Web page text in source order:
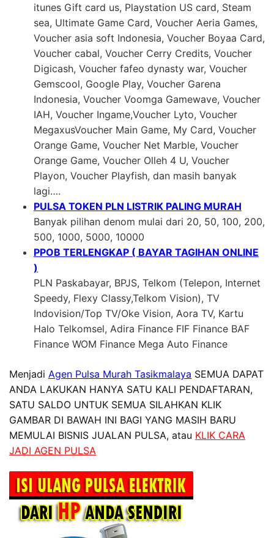
itunes Gift card us, Playstation US card, Steam
sea, Ultimate Game Card, Voucher Aeria Games,
Voucher asia soft Indonesia, Voucher Boyaa Card,
Voucher cabal, Voucher Cerry Credits, Voucher
Digicash, Voucher fafeo dynasty war, Voucher
Gemscool, Google Play, Voucher Garena
Indonesia, Voucher Voomga Gamewave, Voucher
IAH, Voucher Ingame,Voucher Lyto, Voucher
MegaxusVoucher Main Game, My Card, Voucher
Orange Game, Voucher Net Marble, Voucher
Orange Game, Voucher Olleh 4 U, Voucher
Playon, Voucher Playfish, dan masih banyak
lagi….
PULSA TOKEN PLN LISTRIK PALING MURAH
Banyak pilihan denom mulai dari 20, 50, 100, 200,
500, 1000, 5000, 10000
PPOB TERLENGKAP ( BAYAR TAGIHAN ONLINE
)
PLN Paskabayar, BPJS, Telkom (Telepon, Internet
Speedy, Flexy Classy,Telkom Vision), TV
Indovision/Top TV/Oke Vision, Aora TV, Kartu
Halo Telkomsel, Adira Finance FIF Finance BAF
Finance WOM Finance Mega Auto Finance
Menjadi Agen Pulsa Murah Tasikmalaya SEMUA DAPAT
ANDA LAKUKAN HANYA SATU KALI PENDAFTARAN,
SATU SALDO UNTUK SEMUA SILAHKAN KLIK
GAMBAR DI BAWAH INI BAGI YANG MASIH BARU
MEMULAI BISNIS JUALAN PULSA, atau KLIK CARA
JADI AGEN PULSA